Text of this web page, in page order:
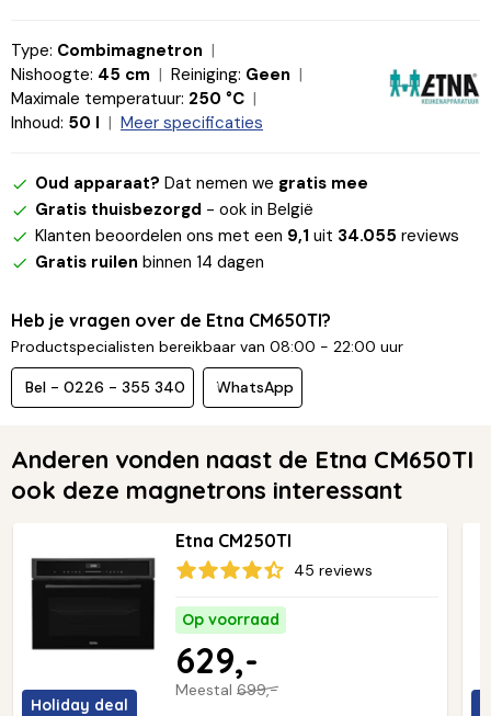
Type: Combimagnetron
Nishoogte: 45 cm Reiniging: Geen
Maximale temperatuur: 250 °C
Inhoud: 50 l Meer specificaties
Oud apparaat? Dat nemen we gratis mee
Gratis thuisbezorgd - ook in België
Klanten beoordelen ons met een 9,1 uit 34.055 reviews
Gratis ruilen binnen 14 dagen
Heb je vragen over de Etna CM650TI?
Productspecialisten bereikbaar van 08:00 - 22:00 uur
Bel - 0226 - 355 340 WhatsApp
Anderen vonden naast de Etna CM650TI
ook deze magnetrons interessant
Holiday deal
Etna CM250TI
45 reviews
Op voorraad
Meestal 699,-
629,-